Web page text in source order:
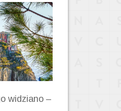
widziano –